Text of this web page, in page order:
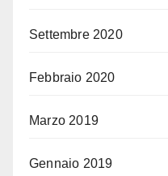
Settembre 2020
Febbraio 2020
Marzo 2019
Gennaio 2019